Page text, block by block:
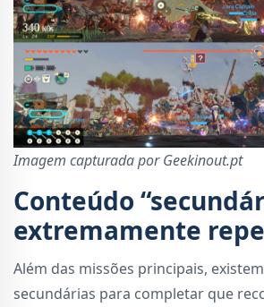
Imagem capturada por Geekinout.pt
Conteúdo
extremamente
Além das missões principais,
secundárias para completar que